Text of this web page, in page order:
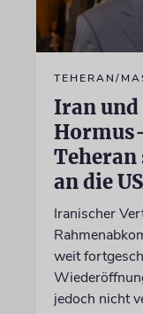
TEHERAN/
Iran und
an die
Iranischer
weit
jedoch nicht